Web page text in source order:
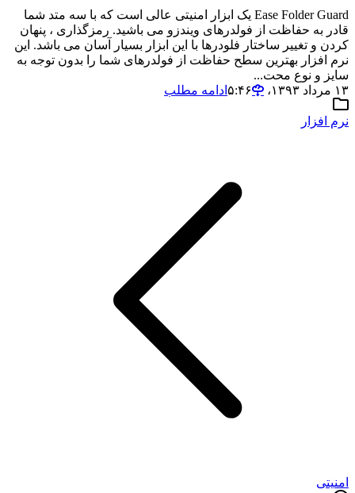
Ease Folder Guard یک ابزار امنیتی عالی است که با سه متد شما
قادر به حفاظت از فولدرهای ویندزو می باشید. رمزگذاری ، پنهان
کردن و تغییر ساختار فلودرها با این ابزار بسیار آسان می باشد. این
نرم افزار بهترین سطح حفاظت از فولدرهای شما را بدون توجه به
سایز و نوع محت...
۱۳ مرداد ۱۳۹۳،‏ ۵:۴۶
ادامه مطلب
نرم افزار
امنیتی